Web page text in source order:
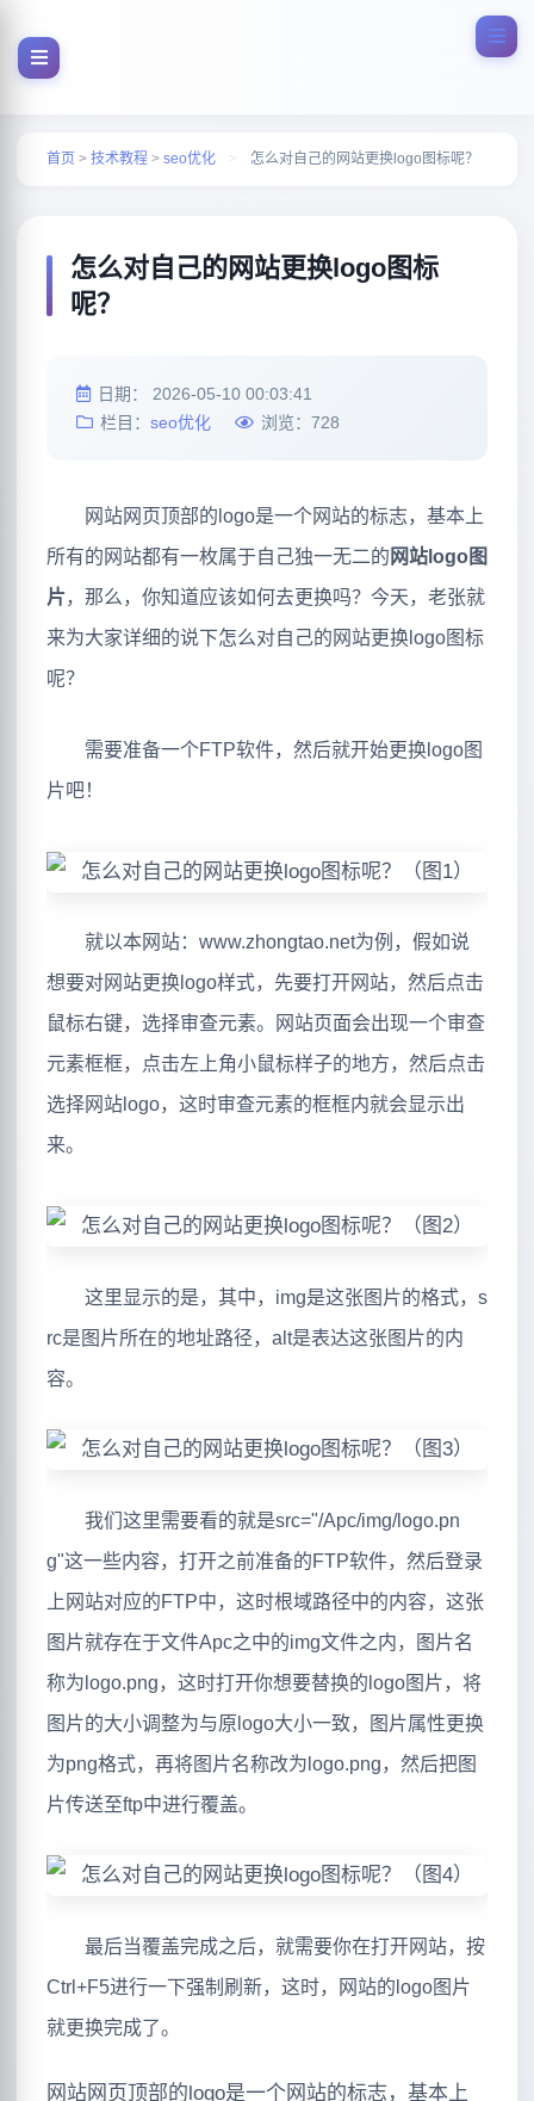
首页 > 技术教程 > seo优化 > 怎么对自己的网站更换logo图标呢？
怎么对自己的网站更换logo图标
呢？
日期： 2026-05-10 00:03:41
栏目： seo优化 浏览： 728
网站网页顶部的logo是一个网站的标志，基本上
所有的网站都有一枚属于自己独一无二的 网站logo图
片，那么，你知道应该如何去更换吗？今天，老张就
来为大家详细的说下怎么对自己的网站更换logo图标
呢？
需要准备一个FTP软件，然后就开始更换logo图
片吧！
就以本网站：www.zhongtao.net为例，假如说
想要对网站更换logo样式，先要打开网站，然后点击
鼠标右键，选择审查元素。网站页面会出现一个审查
元素框框，点击左上角小鼠标样子的地方，然后点击
选择网站logo，这时审查元素的框框内就会显示出
来。
这里显示的是，其中，img是这张图片的格式，s
rc是图片所在的地址路径，alt是表达这张图片的内
容。
我们这里需要看的就是src="/Apc/img/logo.pn
g"这一些内容，打开之前准备的FTP软件，然后登录
上网站对应的FTP中，这时根域路径中的内容，这张
图片就存在于文件Apc之中的img文件之内，图片名
称为logo.png，这时打开你想要替换的logo图片，将
图片的大小调整为与原logo大小一致，图片属性更换
为png格式，再将图片名称改为logo.png，然后把图
片传送至ftp中进行覆盖。
最后当覆盖完成之后，就需要你在打开网站，按
Ctrl+F5进行一下强制刷新，这时，网站的logo图片
就更换完成了。
网站网页顶部的logo是一个网站的标志，基本上